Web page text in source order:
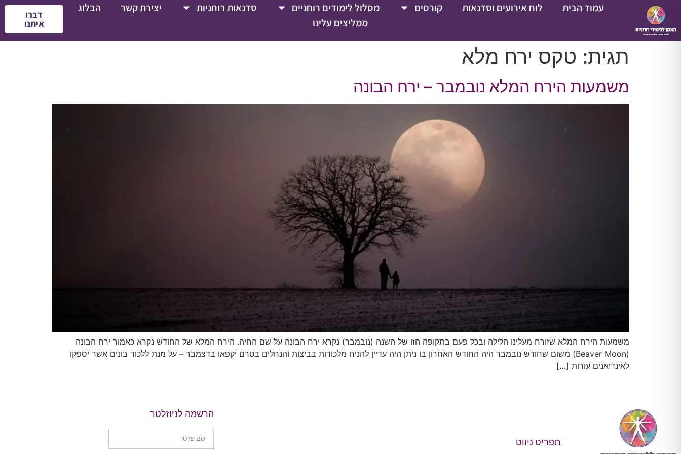
עמוד הבית לוח אירועים וסדנאות קורסים מסלול לימודים רוחניים סדנאות רוחניות יצירת קשר
הבלוג
ממליצים עלינו
דברו
איתנו
תגית: טקס ירח מלא
משמעות הירח המלא נובמבר – ירח הבונה
משמעות הירח המלא שזורח מעלינו הלילה ובכל פעם בתקופה הזו של השנה (נובמבר) נקרא ירח הבונה על שם החיה. הירח המלא של החודש נקרא כאמור ירח הבונה
(Beaver Moon) משום שחודש נובמבר היה החודש האחרון בו ניתן היה עדיין להניח מלכודות בביצות והנחלים בטרם יקפאו בדצמבר – על מנת ללכוד בונים אשר יספקו
לאינדיאנים עורות […]
תפריט ניווט
הרשמה לניוזלטר